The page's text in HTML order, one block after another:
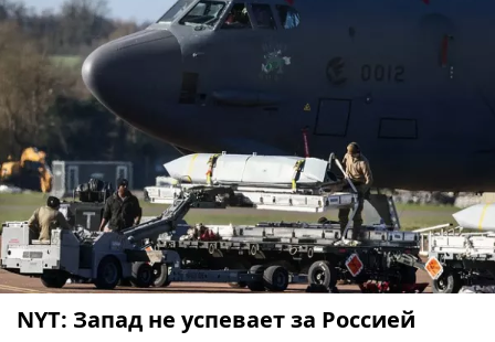
NYT: Запад не успевает за Россией